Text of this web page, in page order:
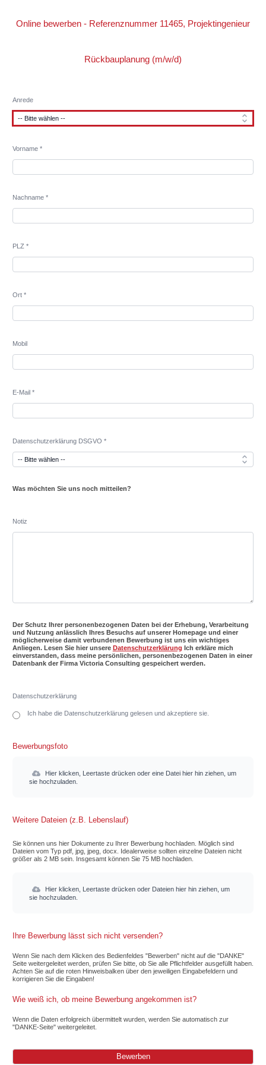
Online bewerben - Referenznummer 11465, Projektingenieur
Rückbauplanung (m/w/d)
Anrede
Vorname *
Nachname *
PLZ *
Ort *
Mobil
E-Mail *
Datenschutzerklärung DSGVO *
Was möchten Sie uns noch mitteilen?
Notiz
Der Schutz Ihrer personenbezogenen Daten bei der Erhebung, Verarbeitung
und Nutzung anlässlich Ihres Besuchs auf unserer Homepage und einer
möglicherweise damit verbundenen Bewerbung ist uns ein wichtiges
Anliegen. Lesen Sie hier unsere Datenschutzerklärung Ich erkläre mich
einverstanden, dass meine persönlichen, personenbezogenen Daten in einer
Datenbank der Firma Victoria Consulting gespeichert werden.
Datenschutzerklärung
Ich habe die Datenschutzerklärung gelesen und akzeptiere sie.
Bewerbungsfoto
Hier klicken, Leertaste drücken oder eine Datei hier hin ziehen, um
sie hochzuladen.
Weitere Dateien (z.B. Lebenslauf)
Sie können uns hier Dokumente zu Ihrer Bewerbung hochladen. Möglich sind
Dateien vom Typ pdf, jpg, jpeg, docx. Idealerweise sollten einzelne Dateien nicht
größer als 2 MB sein. Insgesamt können Sie 75 MB hochladen.
Hier klicken, Leertaste drücken oder Dateien hier hin ziehen, um
sie hochzuladen.
Ihre Bewerbung lässt sich nicht versenden?
Wenn Sie nach dem Klicken des Bedienfeldes "Bewerben" nicht auf die "DANKE"
Seite weitergeleitet werden, prüfen Sie bitte, ob Sie alle Pflichtfelder ausgefüllt haben.
Achten Sie auf die roten Hinweisbalken über den jeweiligen Eingabefeldern und
korrigieren Sie die Eingaben!
Wie weiß ich, ob meine Bewerbung angekommen ist?
Wenn die Daten erfolgreich übermittelt wurden, werden Sie automatisch zur
"DANKE-Seite" weitergeleitet.